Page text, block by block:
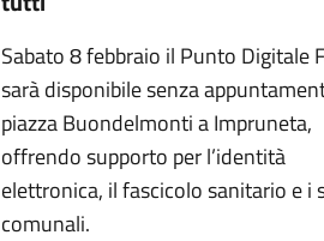
Sabato 8 febbraio il Punto Digitale
sarà disponibile senza
piazza Buondelmonti a Impruneta,
offrendo supporto per l’identità
elettronica, il fascicolo sanitario e i
comunali.